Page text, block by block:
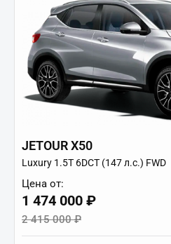
JETOUR X50
Luxury 1.5T 6DCT (147 л.с.) FWD
Цена от:
1 474 000 ₽
2 415 000 ₽